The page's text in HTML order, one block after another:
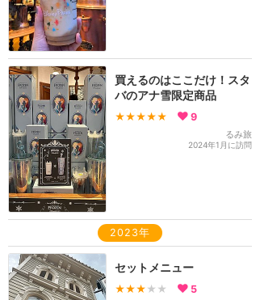
買えるのはここだけ！スタ
バのアナ雪限定商品
★★★★★ 9
るみ旅
2024年1月に訪問
2023年
セットメニュー
★★★ ★★ 5